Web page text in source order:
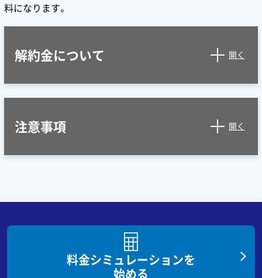
料になります。
解約金について 開く
注意事項 開く
料金シミュレーションを
始める